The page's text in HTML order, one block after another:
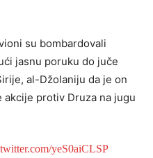
su bombardovali
jasnu poruku do juče
al-Džolaniju da je on
protiv Druza na jugu
yeS0aiCLSP